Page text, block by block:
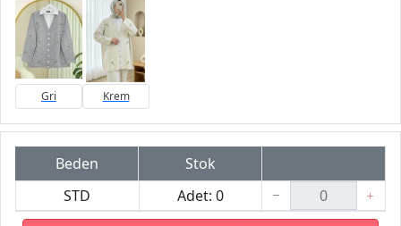
Gri Krem
Beden
Stok
STD
Adet: 0